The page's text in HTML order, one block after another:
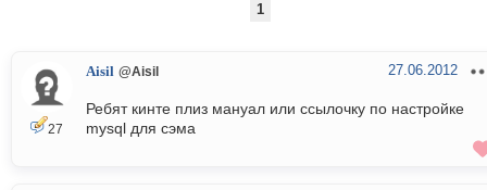
1
27
Aisil @Aisil 27.06.2012
Ребят кинте плиз мануал или ссылочку по настройке
mysql для сэма